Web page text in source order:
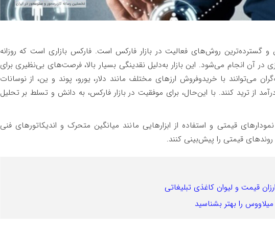
و گسترده‌ترین روش‌های فعالیت در بازار فارکس است. فارکس بازاری است که روزانه
در آن انجام می‌شود. این بازار به‌دلیل نقدینگی بسیار بالا، فرصت‌های بی‌نظیری برای
می‌توانند با خریدوفروش ارزهای مختلف مانند دلار، یورو، پوند و ین، از نوسانات
از ترید کنند. با این‌حال، برای موفقیت در بازار فارکس، به دانش و تسلط بر تحلیل
قیمتی و استفاده از ابزارهایی مانند میانگین متحرک و اندیکاتورهای فنی
قیمتی را پیش‌بینی کنند.
قیمت و لیوان کاغذی تبلیغاتی
را بهتر بشناسید